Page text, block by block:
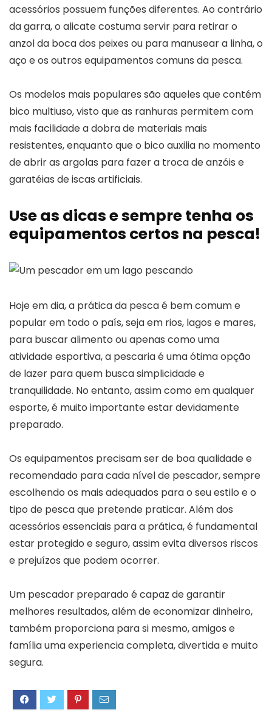
acessórios possuem funções diferentes. Ao contrário
da garra, o alicate costuma servir para retirar o
anzol da boca dos peixes ou para manusear a linha, o
aço e os outros equipamentos comuns da pesca.
Os modelos mais populares são aqueles que contém
bico multiuso, visto que as ranhuras permitem com
mais facilidade a dobra de materiais mais
resistentes, enquanto que o bico auxilia no momento
de abrir as argolas para fazer a troca de anzóis e
garatéias de iscas artificiais.
Use as dicas e sempre tenha os
equipamentos certos na pesca!
Hoje em dia, a prática da pesca é bem comum e
popular em todo o país, seja em rios, lagos e mares,
para buscar alimento ou apenas como uma
atividade esportiva, a pescaria é uma ótima opção
de lazer para quem busca simplicidade e
tranquilidade. No entanto, assim como em qualquer
esporte, é muito importante estar devidamente
preparado.
Os equipamentos precisam ser de boa qualidade e
recomendado para cada nível de pescador, sempre
escolhendo os mais adequados para o seu estilo e o
tipo de pesca que pretende praticar. Além dos
acessórios essenciais para a prática, é fundamental
estar protegido e seguro, assim evita diversos riscos
e prejuízos que podem ocorrer.
Um pescador preparado é capaz de garantir
melhores resultados, além de economizar dinheiro,
também proporciona para si mesmo, amigos e
família uma experiencia completa, divertida e muito
segura.